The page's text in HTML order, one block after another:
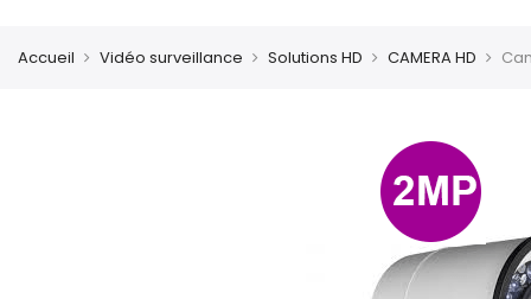
Accueil Vidéo surveillance Solutions HD CAMERA HD